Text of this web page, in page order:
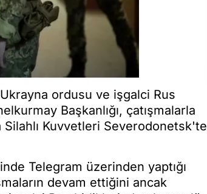
ordusu ve işgalci Rus
Başkanlığı, çatışmalarla
Kuvvetleri Severodonetsk'te
Telegram üzerinden yaptığı
devam ettiğini ancak